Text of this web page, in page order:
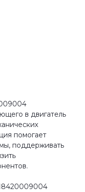
в двигатель
помогает
поддерживать